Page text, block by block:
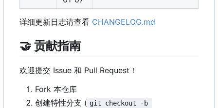
详细更新日志请查看 CHANGELOG.md
🤝 贡献指南
欢迎提交 Issue 和 Pull Request ！
Fork 本仓库
创建特性分支 ( git checkout -b